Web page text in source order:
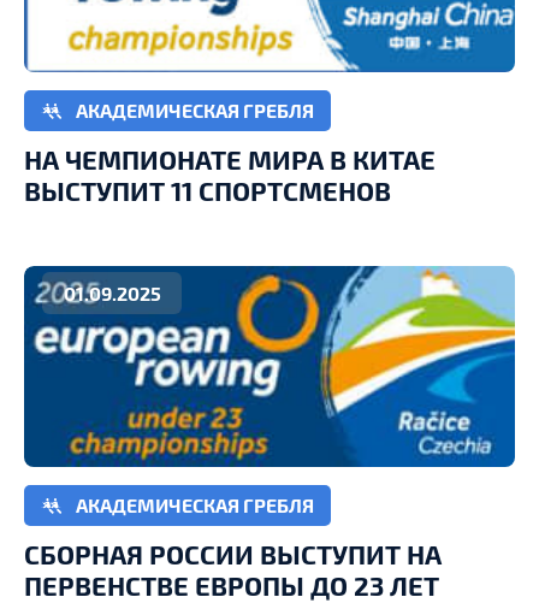
АКАДЕМИЧЕСКАЯ ГРЕБЛЯ
НА ЧЕМПИОНАТЕ МИРА В КИТАЕ
ВЫСТУПИТ 11 СПОРТСМЕНОВ
01.09.2025
АКАДЕМИЧЕСКАЯ ГРЕБЛЯ
СБОРНАЯ РОССИИ ВЫСТУПИТ НА
ПЕРВЕНСТВЕ ЕВРОПЫ ДО 23 ЛЕТ